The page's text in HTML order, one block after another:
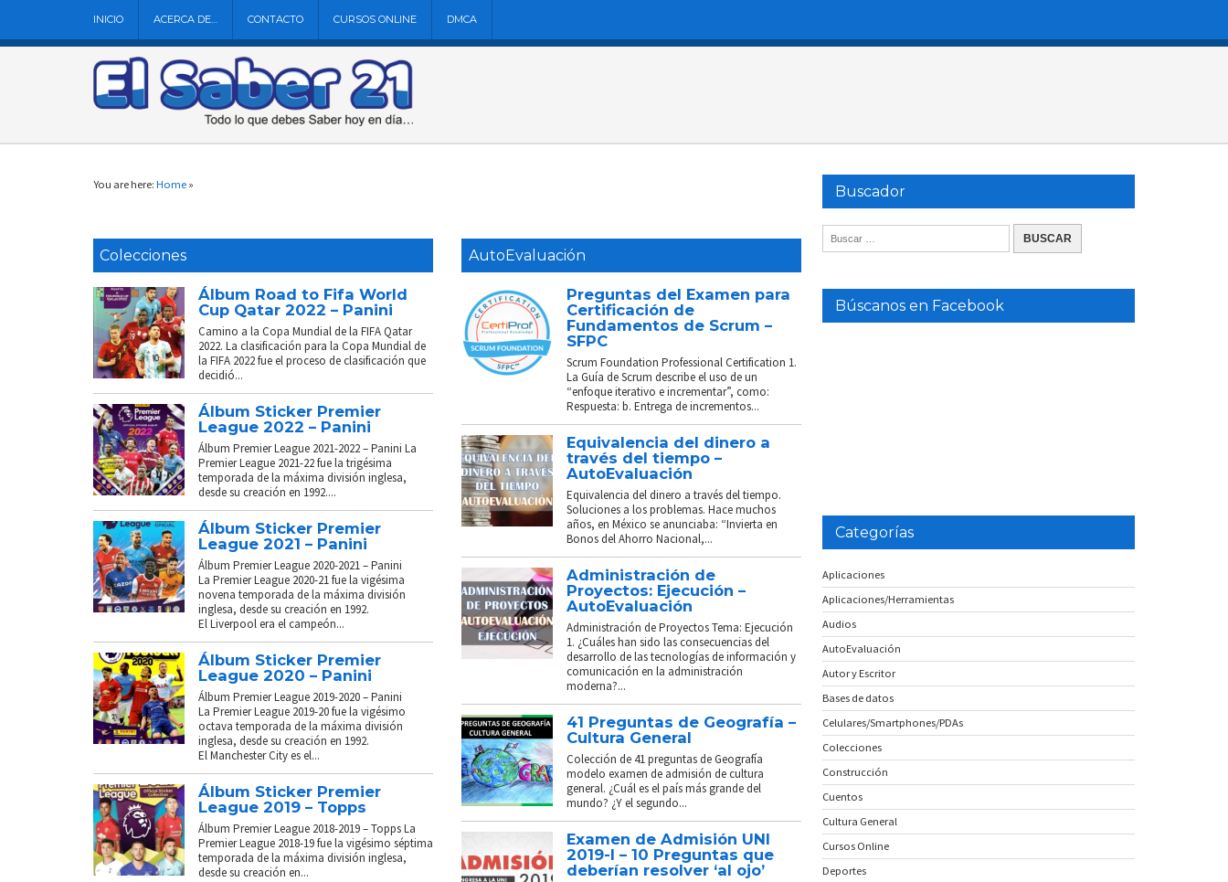
INICIO ACERCA DE… CONTACTO CURSOS ONLINE DMCA
You are here: Home »
Colecciones
Álbum Road to Fifa World
Cup Qatar 2022 – Panini
Camino a la Copa Mundial de la FIFA Qatar
2022. La clasificación para la Copa Mundial de
la FIFA 2022 fue el proceso de clasificación que
decidió...
Álbum Sticker Premier
League 2022 – Panini
Álbum Premier League 2021-2022 – Panini La
Premier League 2021-22 fue la trigésima
temporada de la máxima división inglesa,
desde su creación en 1992....
Álbum Sticker Premier
League 2021 – Panini
Álbum Premier League 2020-2021 – Panini
La Premier League 2020-21 fue la vigésima
novena temporada de la máxima división
inglesa, desde su creación en 1992.
El Liverpool era el campeón...
Álbum Sticker Premier
League 2020 – Panini
Álbum Premier League 2019-2020 – Panini
La Premier League 2019-20 fue la vigésimo
octava temporada de la máxima división
inglesa, desde su creación en 1992.
El Manchester City es el...
Álbum Sticker Premier
League 2019 – Topps
Álbum Premier League 2018-2019 – Topps La
Premier League 2018-19 fue la vigésimo séptima
temporada de la máxima división inglesa,
desde su creación en...
AutoEvaluación
Preguntas del Examen para
Certificación de
Fundamentos de Scrum –
SFPC
Scrum Foundation Professional Certification 1.
La Guía de Scrum describe el uso de un
“enfoque iterativo e incrementar”, como:
Respuesta: b. Entrega de incrementos...
Equivalencia del dinero a
través del tiempo –
AutoEvaluación
Equivalencia del dinero a través del tiempo.
Soluciones a los problemas. Hace muchos
años, en México se anunciaba: “Invierta en
Bonos del Ahorro Nacional,...
Administración de
Proyectos: Ejecución –
AutoEvaluación
Administración de Proyectos Tema: Ejecución
1. ¿Cuáles han sido las consecuencias del
desarrollo de las tecnologías de información y
comunicación en la administración
moderna?...
41 Preguntas de Geografía –
Cultura General
Colección de 41 preguntas de Geografía
modelo examen de admisión de cultura
general. ¿Cuál es el país más grande del
mundo? ¿Y el segundo...
Examen de Admisión UNI
2019-I – 10 Preguntas que
deberían resolver ‘al ojo’
Buscador
Búscanos en Facebook
Categorías
Aplicaciones
Aplicaciones/Herramientas
Audios
AutoEvaluación
Autor y Escritor
Bases de datos
Celulares/Smartphones/PDAs
Colecciones
Construcción
Cuentos
Cultura General
Cursos Online
Deportes